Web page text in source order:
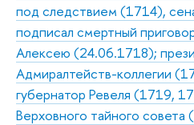
под следствием (1714),
подписал смертный
Алексею (24.06.1718);
Адмиралтейств-коллегии
губернатор Ревеля (1719,
Верховного тайного совета